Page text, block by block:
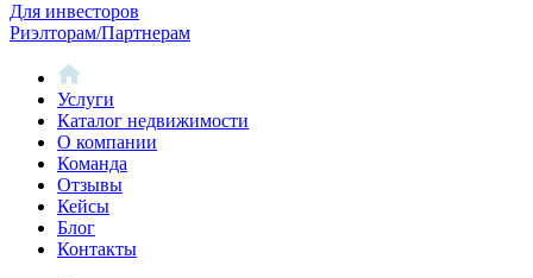
Для инвесторов
Риэлторам/Партнерам
Услуги
Каталог недвижимости
О компании
Команда
Отзывы
Кейсы
Блог
Контакты